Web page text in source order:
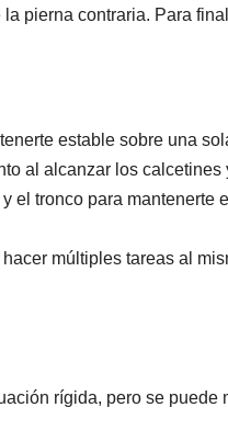
pierna contraria. Para
estable sobre una
al alcanzar los calcetines
el tronco para mantenerte
múltiples tareas al
rígida, pero se puede